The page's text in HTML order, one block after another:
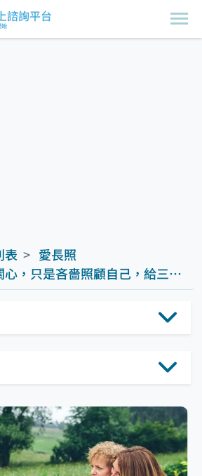
諮詢平台
始
表
愛長照
照顧自己，給三明治族的暖心文－諮商心理師 艾彼